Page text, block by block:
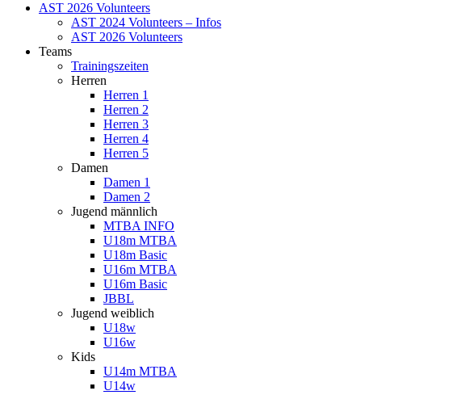
AST 2026 Volunteers
AST 2024 Volunteers – Infos
AST 2026 Volunteers
Teams
Trainingszeiten
Herren
Herren 1
Herren 2
Herren 3
Herren 4
Herren 5
Damen
Damen 1
Damen 2
Jugend männlich
MTBA INFO
U18m MTBA
U18m Basic
U16m MTBA
U16m Basic
JBBL
Jugend weiblich
U18w
U16w
Kids
U14m MTBA
U14w